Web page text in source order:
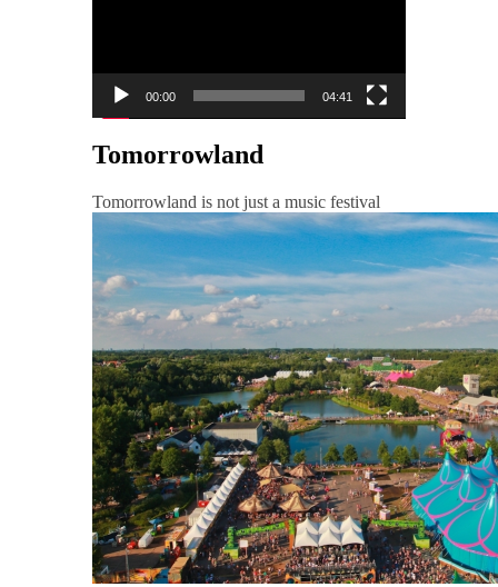
00:00 04:41
Tomorrowland
Tomorrowland is not just a music festival